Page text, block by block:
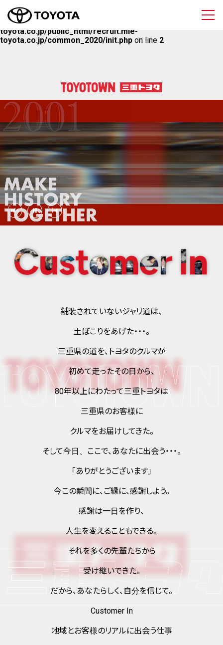
Warning: Undefined array key "HTTPS" in
/home/mietoyota/mie-
toyota.co.jp/public_html/recruit.mie-
toyota.co.jp/common_2020/init.php on line 2
三重トヨタ自動車 採
舗装されていないジャリ道は、
土ぼこりをあげた・・・。
三重県の道を、トヨタのクルマが
初めて走ったその日から、
80年以上にわたって三重トヨタは
三重県のお客様に
クルマをお届けしてきた。
そして今日、ここで、あなたに出会う・・・。
「ありがとうございます」
今この瞬間に、ご縁に、感謝しよう。
感謝は一日を作り、
人生を変えることもできる。
それを多くの先輩たちから
受け継いできた。
だから、あなたらしく、自分を信じて。
Customer In
地域とお客様のリアルに出会う仕事